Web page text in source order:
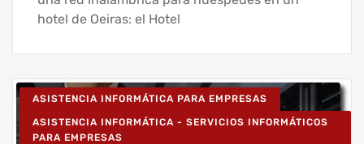
hotel de Oeiras: el Hotel
ASISTENCIA INFORMÁTICA PARA EMPRESAS
ASISTENCIA INFORMÁTICA - SERVICIOS INFORMÁTICOS
PARA EMPRESAS